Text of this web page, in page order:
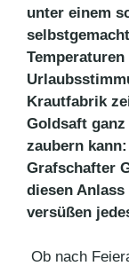
unter einem
Krautfabrik
Goldsaft
zaubern
Grafschafter
diesen
versüßen
Ob nach